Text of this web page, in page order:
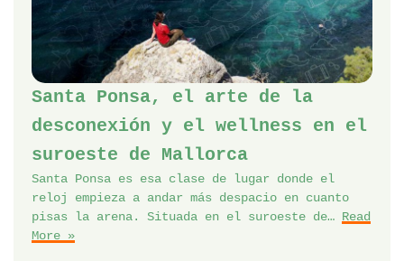
Santa Ponsa, el arte de la
desconexión y el wellness en el
suroeste de Mallorca
Santa Ponsa es esa clase de lugar donde el
reloj empieza a andar más despacio en cuanto
pisas la arena. Situada en el suroeste de… Read
More »